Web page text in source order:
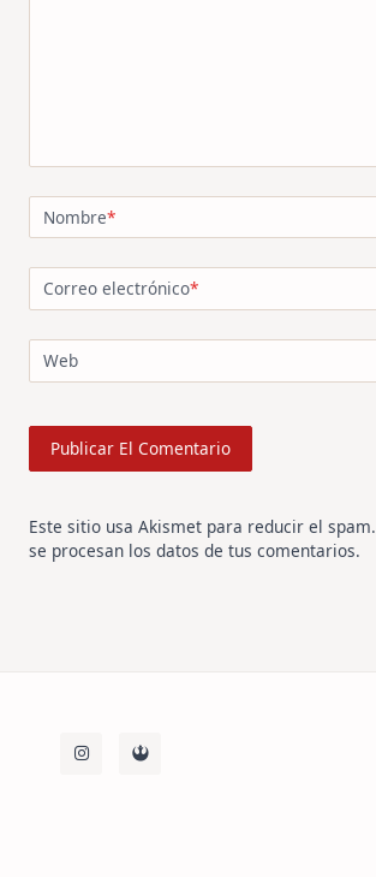
Nombre*
Correo electrónico*
Web
Este sitio usa Akismet para reducir el spam.
se procesan los datos de tus comentarios.